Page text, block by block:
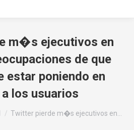
m�s ejecutivos en
de que
estar poniendo en
los usuarios
Twitter pierde m�s ejecutivos en…